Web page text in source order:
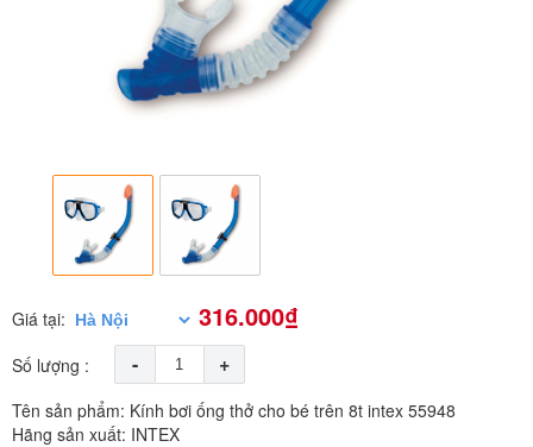
Giá tại: 316.000₫
Số lượng : - +
Tên sản phẩm: Kính bơi ống thở cho bé trên 8t intex 55948
Hãng sản xuất: INTEX